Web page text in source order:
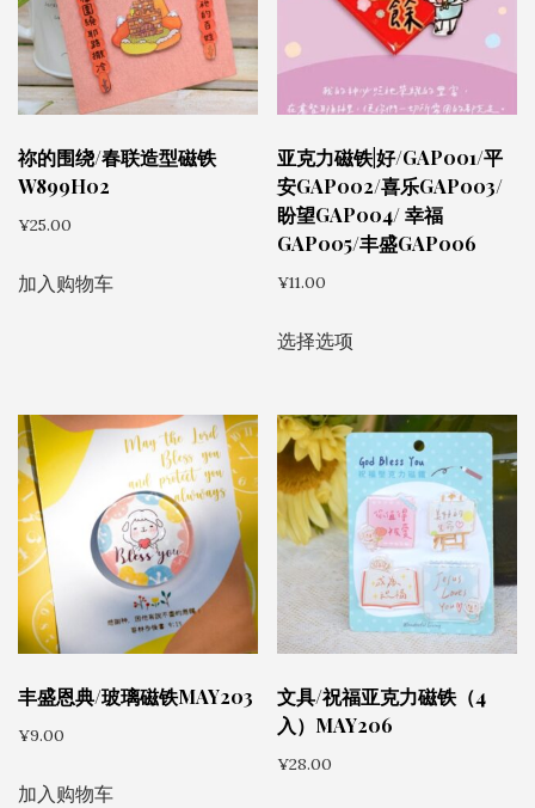
祢的围绕/春联造型磁铁
W899H02
¥25.00
加入购物车
亚克力磁铁|好/GAP001/平
安GAP002/喜乐GAP003/
盼望GAP004/ 幸福
GAP005/丰盛GAP006
¥11.00
选择选项
产
有
多
种
变
体。
可
在
产
品
页
丰盛恩典/玻璃磁铁MAY203
¥9.00
加入购物车
文具/祝福亚克力磁铁（4
入）MAY206
¥28.00